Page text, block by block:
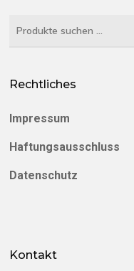
Suchen
Rechtliches
Impressum
Haftungsausschluss
Datenschutz
Kontakt